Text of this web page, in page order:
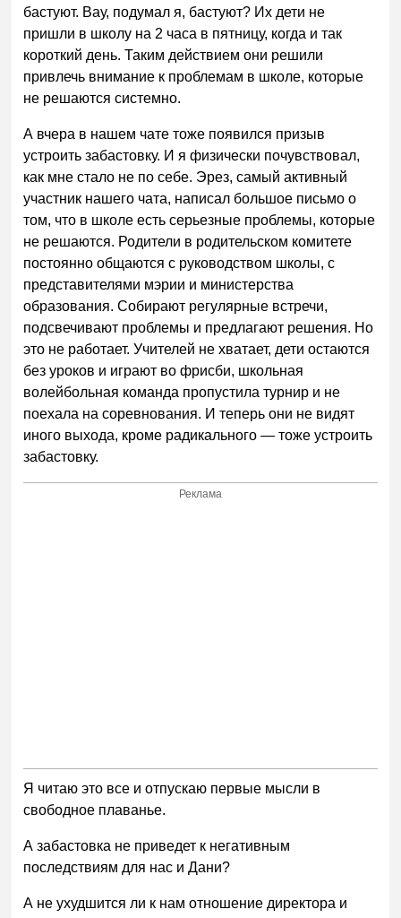
бастуют. Вау, подумал я, бастуют? Их дети не
пришли в школу на 2 часа в пятницу, когда и так
короткий день. Таким действием они решили
привлечь внимание к проблемам в школе, которые
не решаются системно.
А вчера в нашем чате тоже появился призыв
устроить забастовку. И я физически почувствовал,
как мне стало не по себе. Эрез, самый активный
участник нашего чата, написал большое письмо о
том, что в школе есть серьезные проблемы, которые
не решаются. Родители в родительском комитете
постоянно общаются с руководством школы, с
представителями мэрии и министерства
образования. Собирают регулярные встречи,
подсвечивают проблемы и предлагают решения. Но
это не работает. Учителей не хватает, дети остаются
без уроков и играют во фрисби, школьная
волейбольная команда пропустила турнир и не
поехала на соревнования. И теперь они не видят
иного выхода, кроме радикального — тоже устроить
забастовку.
Реклама
Я читаю это все и отпускаю первые мысли в
свободное плаванье.
А забастовка не приведет к негативным
последствиям для нас и Дани?
А не ухудшится ли к нам отношение директора и